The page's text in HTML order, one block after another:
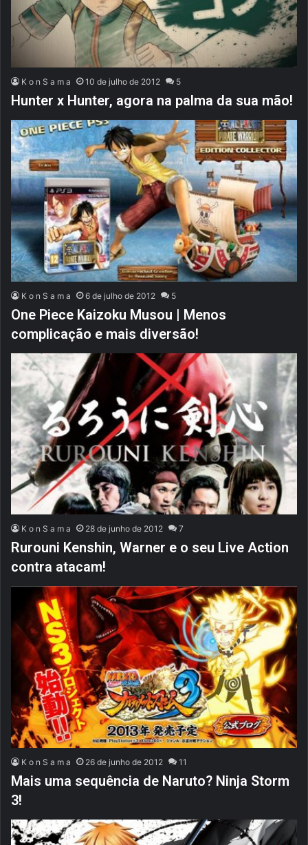
K o n S a m a 10 de julho de 2012 5
Hunter x Hunter, agora na palma da sua mão!
K o n S a m a 6 de julho de 2012 5
One Piece Kaizoku Musou | Menos
complicação e mais diversão!
K o n S a m a 28 de junho de 2012 7
Rurouni Kenshin, Warner e o seu Live Action
contra atacam!
K o n S a m a 26 de junho de 2012 11
Mais uma sequência de Naruto? Ninja Storm
3!